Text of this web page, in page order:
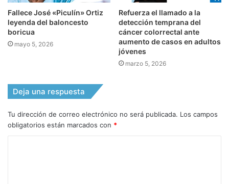
Fallece José «Piculín» Ortiz
leyenda del baloncesto
boricua
mayo 5, 2026
Refuerza el llamado a la
detección temprana del
cáncer colorrectal ante
aumento de casos en adultos
jóvenes
marzo 5, 2026
Deja una respuesta
Tu dirección de correo electrónico no será publicada. Los campos
obligatorios están marcados con *